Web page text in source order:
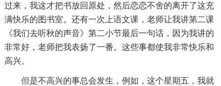
过来，我这才把书放回原处，然后恋恋不舍的离开了这充
满快乐的图书室。还有一次上语文课，老师让我讲第二课
《我们去听秋的声音》第二小节最后一句话，因为我讲的
非常好，老师把我表扬了一番。这些事都使我非常快乐和
高兴。
但是不高兴的事总会发生，例如，这个星期五，我就